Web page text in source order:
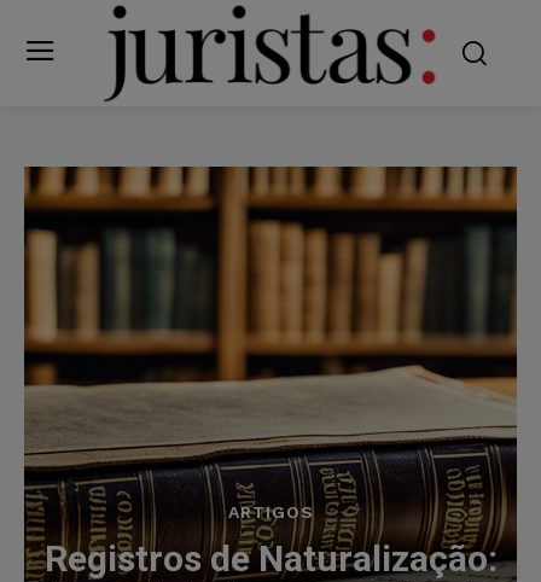
ARTIGOS
Registros de Naturalização: